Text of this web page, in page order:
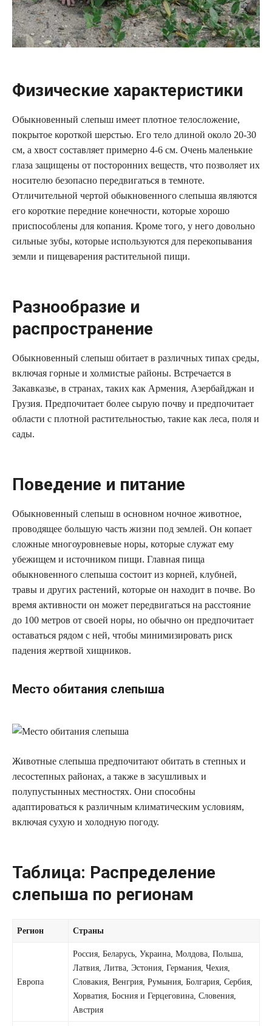
Физические характеристики
Обыкновенный слепыш имеет плотное телосложение,
покрытое короткой шерстью. Его тело длиной около 20-30
см, а хвост составляет примерно 4-6 см. Очень маленькие
глаза защищены от посторонних веществ, что позволяет их
носителю безопасно передвигаться в темноте.
Отличительной чертой обыкновенного слепыша являются
его короткие передние конечности, которые хорошо
приспособлены для копания. Кроме того, у него довольно
сильные зубы, которые используются для перекопывания
земли и пищеварения растительной пищи.
Разнообразие и
распространение
Обыкновенный слепыш обитает в различных типах среды,
включая горные и холмистые районы. Встречается в
Закавказье, в странах, таких как Армения, Азербайджан и
Грузия. Предпочитает более сырую почву и предпочитает
области с плотной растительностью, такие как леса, поля и
сады.
Поведение и питание
Обыкновенный слепыш в основном ночное животное,
проводящее большую часть жизни под землей. Он копает
сложные многоуровневые норы, которые служат ему
убежищем и источником пищи. Главная пища
обыкновенного слепыша состоит из корней, клубней,
травы и других растений, которые он находит в почве. Во
время активности он может передвигаться на расстояние
до 100 метров от своей норы, но обычно он предпочитает
оставаться рядом с ней, чтобы минимизировать риск
падения жертвой хищников.
Место обитания слепыша
Животные слепыша предпочитают обитать в степных и
лесостепных районах, а также в засушливых и
полупустынных местностях. Они способны
адаптироваться к различным климатическим условиям,
включая сухую и холодную погоду.
Таблица: Распределение
слепыша по регионам
Регион Страны
Европа
Россия, Беларусь, Украина, Молдова, Польша,
Латвия, Литва, Эстония, Германия, Чехия,
Словакия, Венгрия, Румыния, Болгария, Сербия,
Хорватия, Босния и Герцеговина, Словения,
Австрия